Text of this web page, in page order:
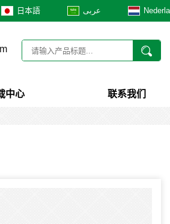
日本語 عربى
中心 联系我们